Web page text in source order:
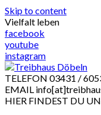
Skip to content
Vielfalt leben
facebook
youtube
instagram
TELEFON 03431 /
EMAIL
HIER FINDEST DU